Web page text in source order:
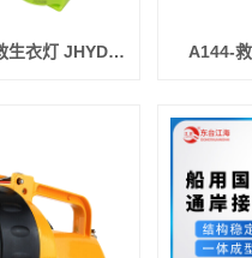
A64-锂电池救生衣灯 JHYD-I CCS/EC认证 A144-